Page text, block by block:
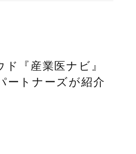
ド『産業医ナビ』
ートナーズが紹介